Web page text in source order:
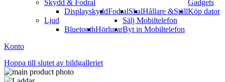
Skydd & Fodral
DisplayskyddFodralSkalHållare &Ställ
Ljud
BluetoothHörlurar
Gadgets
Köp dator
Sälj Mobiltelefon
Byt in Mobiltelefon
Konto
Hoppa till slutet av bildgalleriet